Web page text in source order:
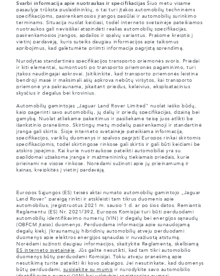
Svarbi informacija apie nuotraukas ir specifikacijasŠiuo metu visame
pasaulyje trūksta puslaidininkių, o tai turi įtakos automobilių techninėms
specifikacijoms, pasirenkamosios įrangos pasiūlai ir automobilių surinkimo
terminams. Situacija nuolat keičiasi, todėl interneto svetainėje pateikiamos
nuotraukos gali nevisiškai atspindėti realias automobilių specifikacijas,
pasirenkamosios įrangos, apdailos ir spalvų variantus. Prašome kreiptis į
vietinį pardavėją, kuris suteiks daugiau informacijos apie taikomus
apribojimus, kad galėtumėte priimti informacija pagrįstą sprendimą.
Nurodytas standartinės specifikacijos transporto priemonės svoris. Priedai
ir kiti elementai, sumontuoti po transporto priemonės pagaminimo, turi
įtakos naudingajai apkrovai. Įsitikinkite, kad transporto priemonės leistina
bendroji masė ir maksimali ašių apkrova nebūtų viršytos, kai transporto
priemonė yra pakraunama, įskaitant priedus, keleivius, eksploatacinius
skysčius ir degalus bei krovinius.
Automobilių gamintojas „Jaguar Land Rover Limited“ nuolat ieško būdų,
kaip pagerinti savo automobilių, jų dalių ir priedų specifikacijas, dizainą bei
gamybą. Nuolat atliekame pakeitimus ir pasiliekame teisę juos atlikti be
išankstinio pranešimo. Skirtingų metų modelių pasirenkamoji ir standartinė
įranga gali skirtis. Šioje interneto svetainėje pateikiama informacija,
specifikacijos, variklių duomenys ir spalvos pagrįsti Europos rinkai skirtomis
specifikacijomis, todėl skirtingose rinkose gali skirtis ir gali būti keičiami be
atskiro įspėjimo. Kai kurie nuotraukose pateikti automobiliai yra su
papildomai užsakoma įranga ir mažmenininkų tiekiamais priedais, kurie
prieinami ne visose rinkose. Norėdami sužinoti apie jų prieinamumą ir
kainas, kreipkitės į vietinį pardavėją.
Europos Sąjungos (ES) teisės aktai numato automobilių gamintojo „Jaguar
Land Rover“ pareigą rinkti ir atskleisti tam tikrus duomenis apie
automobilius, įregistruotus 2021 m. sausio 1 d. ar po šios datos. Remiantis
Reglamentu (ES) Nr. 2021/392, Europos Komisijai turi būti perduodami
automobilių identifikavimo numerių (VIN) ir degalų bei energijos sąnaudų
(OBFCM įtaiso) duomenys. Perduodama informacija apie sunaudojamą
degalų kiekį. Įkraunamųjų hibridinių automobilių atveju perduodami
duomenys apie elektros energijos sąnaudas ir nuvažiuotą atstumą.
Norėdami sužinoti daugiau informacijos, skaitykite Reglamentą, skelbiamą
ES interneto svetainėje . Jūs galite nesutikti, kad tam tikri automobilio
duomenys būtų perduodami Komisijai. Tokiu atveju pranešimą apie
nesutikimą turite pateikti iki kovo pabaigos. Jei nesutinkate, kad duomenys
būtų perduodami, susisiekite su mumis ir nurodykite savo automobilio